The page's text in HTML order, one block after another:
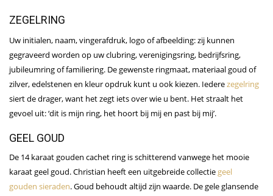
ZEGELRING
Uw initialen, naam, vingerafdruk, logo of afbeelding: zij kunnen
gegraveerd worden op uw clubring, verenigingsring, bedrijfsring,
jubileumring of familiering. De gewenste ringmaat, materiaal goud of
zilver, edelstenen en kleur opdruk kunt u ook kiezen. Iederezegelring
siert de drager, want het zegt iets over wie u bent. Het straalt het
gevoel uit: ‘dit is mijn ring, het hoort bij mij en past bij mij’.
GEEL GOUD
De 14 karaat gouden cachet ring is schitterend vanwege het mooie
karaat geel goud. Christian heeft een uitgebreide collectie geel
gouden sieraden. Goud behoudt altijd zijn waarde. De gele glansende